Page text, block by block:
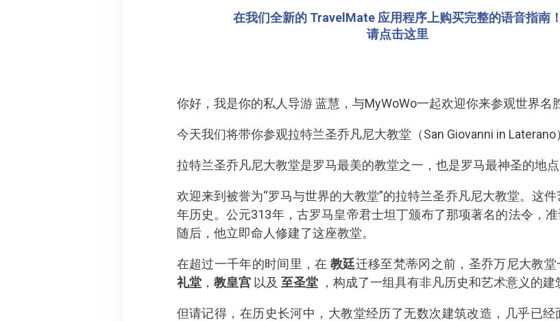
在我们全新的 TravelMate 应用程序上购买完整的语音指南！
请点击这里
你好，我是你的私人导游 蓝慧，与MyWoWo一起欢迎你来参观世界名
今天我们将带你参观拉特兰圣乔凡尼大教堂（San Giovanni in Laterano
拉特兰圣乔凡尼大教堂是罗马最美的教堂之一，也是罗马最神圣的地点
欢迎来到被誉为“罗马与世界的大教堂”的拉特兰圣乔凡尼大教堂。这
年历史。公元313年，古罗马皇帝君士坦丁颁布了那项著名的法令，
随后，他立即命人修建了这座教堂。
在超过一千年的时间里，在 教廷迁移至梵蒂冈之前，圣乔万尼大教
礼堂， 教皇宫以及 至圣堂，构成了一组具有非凡历史和艺术意义的建
但请记得，在历史长河中，大教堂经历了无数次建筑改造，几乎已